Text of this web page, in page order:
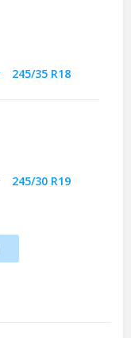
245/35 R18
245/30 R19